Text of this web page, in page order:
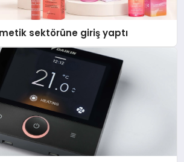
sektörüne giriş yaptı